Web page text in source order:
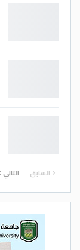
السابق التالي